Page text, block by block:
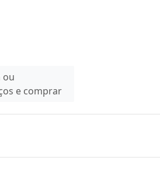
ou
e comprar